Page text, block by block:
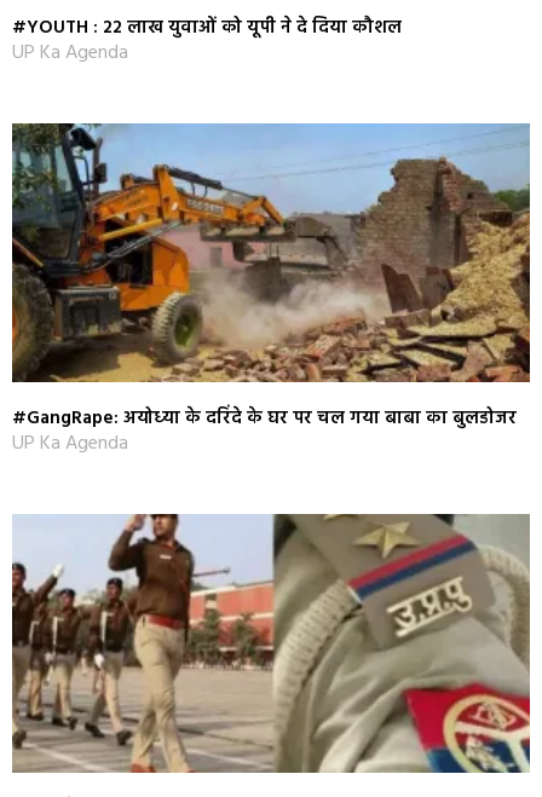
#YOUTH : 22 लाख युवाओं को यूपी ने दे दिया कौशल
UP Ka Agenda
#GangRape: अयोध्‍या के दरिंदे के घर पर चल गया बाबा का बुलडोजर
UP Ka Agenda